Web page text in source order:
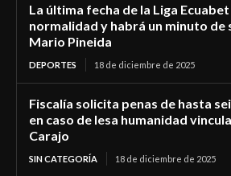
La última fecha de la Liga
normalidad y habrá un minuto de
Mario Pineida
DEPORTES 18 de diciembre de 2025
Fiscalía solicita penas de hasta
en caso de lesa humanidad
Carajo
SIN CATEGORÍA 18 de diciembre de 2025